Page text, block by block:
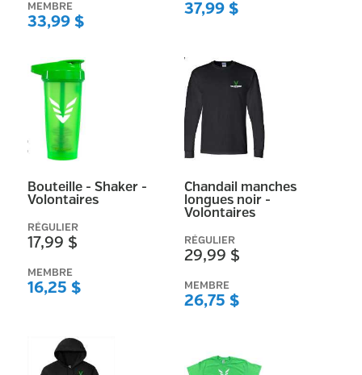
MEMBRE
33,99 $
37,99 $
Bouteille - Shaker -
Volontaires
RÉGULIER
17,99 $
MEMBRE
16,25 $
Chandail manches
longues noir -
Volontaires
RÉGULIER
29,99 $
MEMBRE
26,75 $